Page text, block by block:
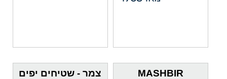
MASHBIR צמר - שטיחים יפים